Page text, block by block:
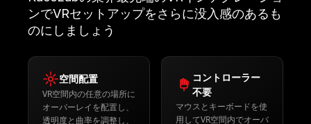
RaceLabの業界最先端のVRインテグレーショ
空間配置
コントローラー